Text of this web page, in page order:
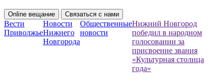
Online вещание Связаться с нами
Вести
Приволжье
Новости
Нижнего
Новгорода
Общественные
новости
Нижний Новгород
победил в народном
голосовании за
присвоение звания
«Культурная столица
года»